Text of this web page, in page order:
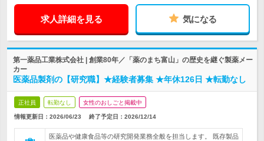
求人詳細を見る 気になる
第一薬品工業株式会社 | 創業80年／「薬のまち富山」の歴史を継ぐ製薬メー
カー
医薬品製剤の【研究職】★経験者募集 ★年休126日 ★転勤なし
正社員 転勤なし 女性のおしごと掲載中
情報更新日：2026/06/23 終了予定日： 2026/12/14
医薬品や健康食品等の研究開発業務全般を担当します。 既存製品